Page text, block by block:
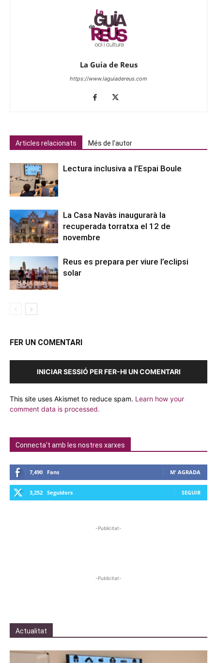
La Guia de Reus
https://www.laguiadereus.com
Articles relacionats Més de l'autor
Lectura inclusiva a l’Espai Boule
La Casa Navàs inaugurarà la
recuperada torratxa el 12 de
novembre
Reus es prepara per viure l’eclipsi
solar
FER UN COMENTARI
INICIAR SESSIÓ PER FER-HI UN COMENTARI
This site uses Akismet to reduce spam. Learn how your
comment data is processed.
Connecta't amb les nostres xarxes
7,490 Fans M' AGRADA
3,252 Seguidors SEGUIR
-Publicitat-
-Publicitat-
Actualitat